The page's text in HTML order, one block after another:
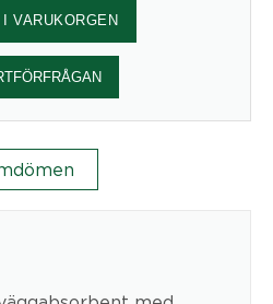
I VARUKORGEN